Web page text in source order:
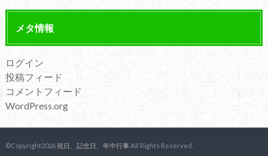
メタ情報
ログイン
投稿フィード
コメントフィード
WordPress.org
©Copyright2026祝日、記念日、年中行事.All Rights Reserved.